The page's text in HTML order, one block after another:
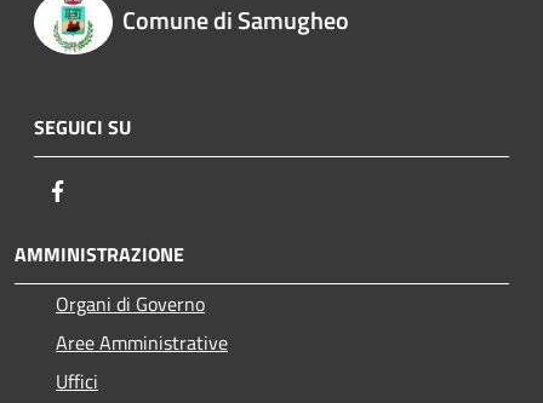
Comune di Samugheo
SEGUICI SU
AMMINISTRAZIONE
Organi di Governo
Aree Amministrative
Uffici